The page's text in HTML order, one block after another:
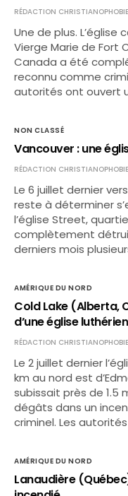
RÉDACTION CHRISTIANOPHOBIE
Une de plus.
Vierge Marie de Fort
Canada a été
reconnu comme
autorités ont ouvert
NON CLASSÉ
Vancouver : une
RÉDACTION CHRISTIANOPHOBIE
Le 6 juillet dernier
reste à déterminer
l’église Street,
complètement
derniers mois
AMÉRIQUE DU NORD
Cold Lake (Alberta,
d’une église
RÉDACTION CHRISTIANOPHOBIE
Le 2 juillet dernier
km au nord est
subissait près de 1.5
dégâts dans un
criminel. Les
AMÉRIQUE DU NORD
Lanaudière